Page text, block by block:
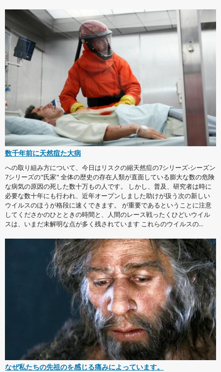
数千年前に天然痘た大病
への取り組み方について、今日はリスクの縮天然痘の7シリーズ-シーズン
7シリーズの"氏家" 全体の歴史の存在人類が直面している膨大な数の危険
な病気の原因の死した数十万もの人です。 しかし、普及、研究者は時に
必要な数十年にも行われ、近年オープンしました助けが扱う次の新しい
ウイルスのほうが格段に速くできます。 が重要であるということに注意
してくださかのひとときの時間と、人間のレース戦ったくひどいウイル
スは、いまだ未解明な点が多く残されています これらのウイルスの...
なぜ私たちの先祖のを感じる痛みによっています。